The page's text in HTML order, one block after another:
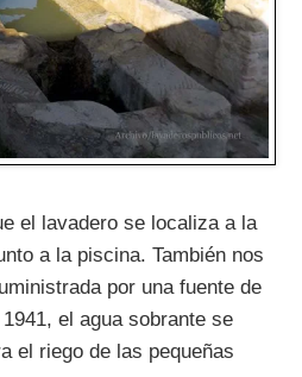
el lavadero se localiza a la
a la piscina. También nos
por una fuente de
el agua sobrante se
el riego de las pequeñas